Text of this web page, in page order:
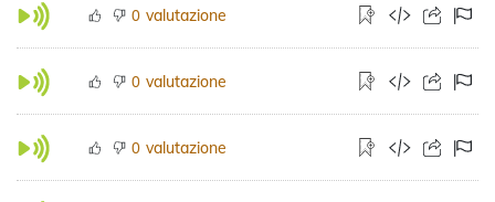
0 valutazione
0 valutazione
0 valutazione